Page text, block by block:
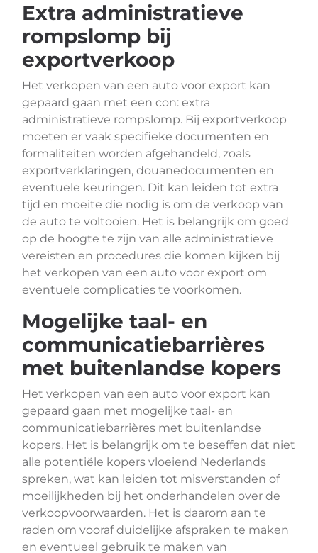
Extra administratieve
rompslomp bij
exportverkoop
Het verkopen van een auto voor export kan
gepaard gaan met een con: extra
administratieve rompslomp. Bij exportverkoop
moeten er vaak specifieke documenten en
formaliteiten worden afgehandeld, zoals
exportverklaringen, douanedocumenten en
eventuele keuringen. Dit kan leiden tot extra
tijd en moeite die nodig is om de verkoop van
de auto te voltooien. Het is belangrijk om goed
op de hoogte te zijn van alle administratieve
vereisten en procedures die komen kijken bij
het verkopen van een auto voor export om
eventuele complicaties te voorkomen.
Mogelijke taal- en
communicatiebarrières
met buitenlandse kopers
Het verkopen van een auto voor export kan
gepaard gaan met mogelijke taal- en
communicatiebarrières met buitenlandse
kopers. Het is belangrijk om te beseffen dat niet
alle potentiële kopers vloeiend Nederlands
spreken, wat kan leiden tot misverstanden of
moeilijkheden bij het onderhandelen over de
verkoopvoorwaarden. Het is daarom aan te
raden om vooraf duidelijke afspraken te maken
en eventueel gebruik te maken van